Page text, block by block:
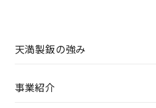
天満製鈑の強み
事業紹介